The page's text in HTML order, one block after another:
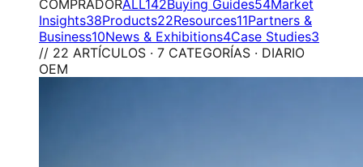
COMPRADORALL142Buying Guides54Market
Insights38Products22Resources11Partners &
Business10News & Exhibitions4Case Studies3
// 22 ARTÍCULOS · 7 CATEGORÍAS · DIARIO
OEM